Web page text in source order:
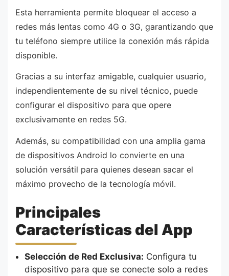
Esta herramienta permite bloquear el acceso a
redes más lentas como 4G o 3G, garantizando que
tu teléfono siempre utilice la conexión más rápida
disponible.
Gracias a su interfaz amigable, cualquier usuario,
independientemente de su nivel técnico, puede
configurar el dispositivo para que opere
exclusivamente en redes 5G.
Además, su compatibilidad con una amplia gama
de dispositivos Android lo convierte en una
solución versátil para quienes desean sacar el
máximo provecho de la tecnología móvil.
Principales
Características del App
Selección de Red Exclusiva: Configura tu
dispositivo para que se conecte solo a redes